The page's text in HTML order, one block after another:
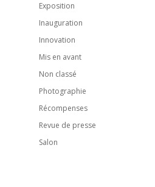
Exposition
Inauguration
Innovation
Mis en avant
Non classé
Photographie
Récompenses
Revue de presse
Salon